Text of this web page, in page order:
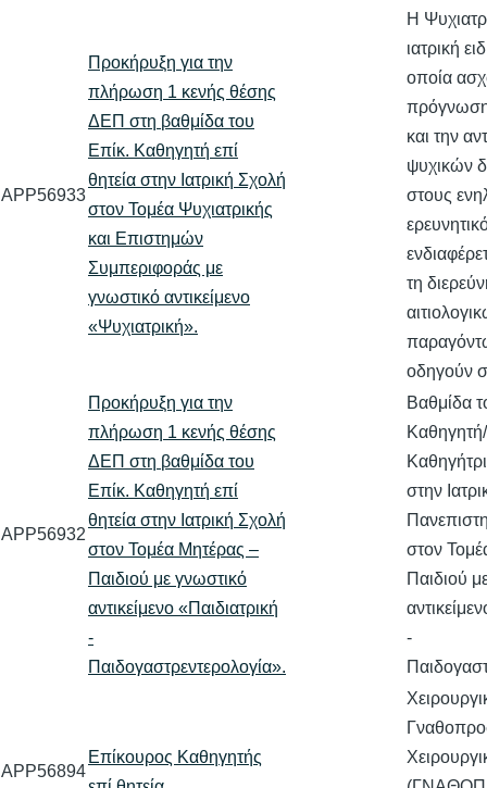
APP56933
Προκήρυξη για την
πλήρωση 1 κενής θέσης
ΔΕΠ στη βαθμίδα του
Επίκ. Καθηγητή επί
θητεία στην Ιατρική Σχολή
στον Τομέα Ψυχιατρικής
και Επιστημών
Συμπεριφοράς με
γνωστικό αντικείμενο
«Ψυχιατρική».
Η
ιατρική
οποία
και την
ψυχικών
στους
τη
οδηγούν
APP56932
Προκήρυξη για την
πλήρωση 1 κενής θέσης
ΔΕΠ στη βαθμίδα του
Επίκ. Καθηγητή επί
θητεία στην Ιατρική Σχολή
στον Τομέα Μητέρας –
Παιδιού με γνωστικό
αντικείμενο «Παιδιατρική
-
Παιδογαστρεντερολογία».
Βαθμίδα
στην
στον
Παιδιού
-
APP56894
Επίκουρος Καθηγητής